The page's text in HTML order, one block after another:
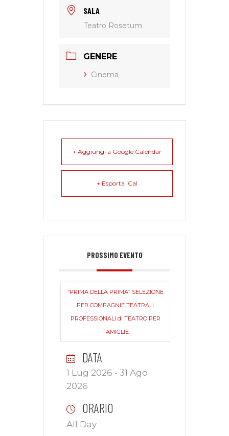
SALA
Teatro Rosetum
GENERE
Cinema
+ Aggiungi a Google Calendar
+ Esporta iCal
PROSSIMO EVENTO
“PRIMA DELLA PRIMA” SELEZIONE
PER COMPAGNIE TEATRALI
PROFESSIONALI di TEATRO PER
FAMIGLIE
DATA
1 Lug 2026 - 31 Ago
2026
ORARIO
All Day